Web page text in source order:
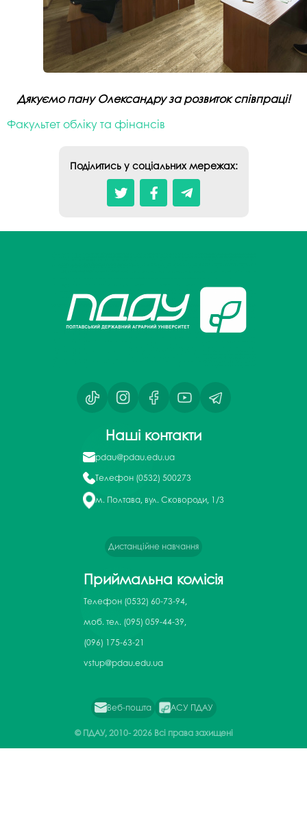
Дякуємо пану Олександру за розвиток співпраці!
Факультет обліку та фінансів
Поділитись у соціальних мережах:
Наші контакти
pdau@pdau.edu.ua
Телефон (0532) 500273
м. Полтава, вул. Сковороди, 1/3
Дистанційне навчання
Приймальна комісія
Телефон (0532) 60-73-94,
моб. тел. (095) 059-44-39,
(096) 175-63-21
vstup@pdau.edu.ua
Веб-пошта АСУ ПДАУ
© ПДАУ, 2010-2026 Всі права захищені